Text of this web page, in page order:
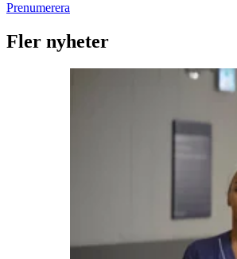
Prenumerera
Fler nyheter